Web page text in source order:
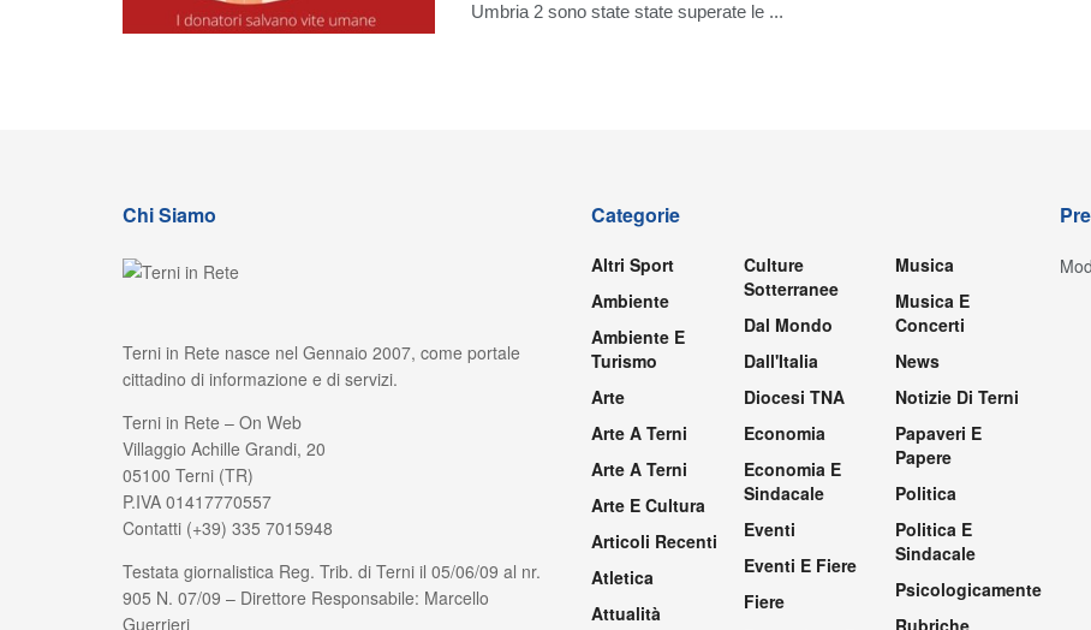
Umbria 2 sono state state superate le ...
Chi Siamo
Terni in Rete nasce nel Gennaio 2007, come portale
cittadino di informazione e di servizi.
Terni in Rete – On Web
Villaggio Achille Grandi, 20
05100 Terni (TR)
P.IVA 01417770557
Contatti (+39) 335 7015948
Testata giornalistica Reg. Trib. di Terni il 05/06/09 al nr.
905 N. 07/09 – Direttore Responsabile: Marcello
Guerrieri
Categorie
Altri Sport
Ambiente
Ambiente E
Turismo
Arte
Arte A Terni
Arte A Terni
Arte E Cultura
Articoli Recenti
Atletica
Attualità
Culture
Sotterranee
Dal Mondo
Dall'Italia
Diocesi TNA
Economia
Economia E
Sindacale
Eventi
Eventi E Fiere
Fiere
Musica
Musica E
Concerti
News
Notizie Di Terni
Papaveri E
Papere
Politica
Politica E
Sindacale
Psicologicamente